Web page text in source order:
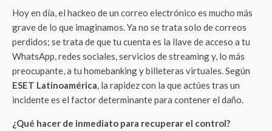
Hoy en día, el hackeo de un correo electrónico es mucho más
grave de lo que imaginamos. Ya no se trata solo de correos
perdidos; se trata de que tu cuenta es la llave de acceso a tu
WhatsApp, redes sociales, servicios de streaming y, lo más
preocupante, a tu homebanking y billeteras virtuales. Según
ESET Latinoamérica, la rapidez con la que actúes tras un
incidente es el factor determinante para contener el daño.
¿Qué hacer de inmediato para recuperar el control?